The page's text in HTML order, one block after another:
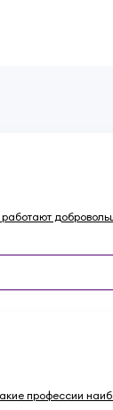
профессии